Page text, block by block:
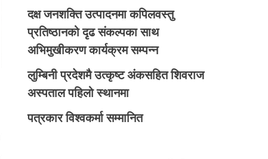
दक्ष जनशक्ति उत्पादनमा कपिलवस्तु
प्रतिष्ठानको दृढ संकल्पका साथ
अभिमुखीकरण कार्यक्रम सम्पन्न
लुम्बिनी प्रदेशमै उत्कृष्ट अंकसहित शिवराज
अस्पताल पहिलो स्थानमा
पत्रकार विश्वकर्मा सम्मानित